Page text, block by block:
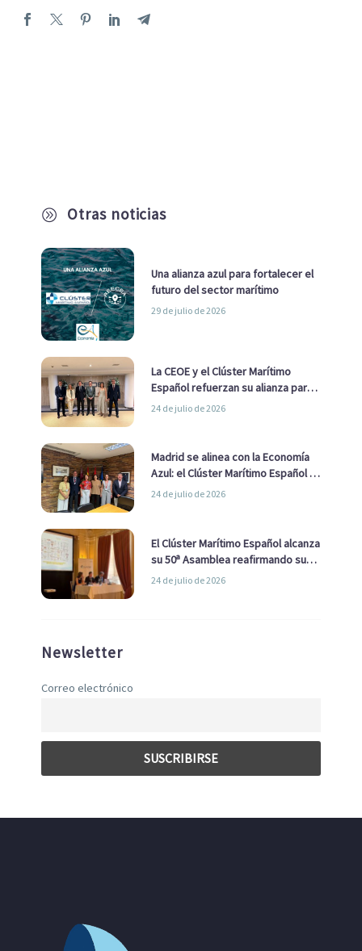
A Otras noticias
Una alianza azul para fortalecer el
futuro del sector marítimo
29 de julio de 2026
La CEOE y el Clúster Marítimo
Español refuerzan su alianza para
impulsar una estrategia Nacional
24 de julio de 2026
Madrid se alinea con la Economía
Azul: el Clúster Marítimo Español y
la Real Liga Naval avanzan alianzas
24 de julio de 2026
El Clúster Marítimo Español alcanza
su 50ª Asamblea reafirmando su
liderazgo en la Economía Azul
24 de julio de 2026
Newsletter
Correo electrónico